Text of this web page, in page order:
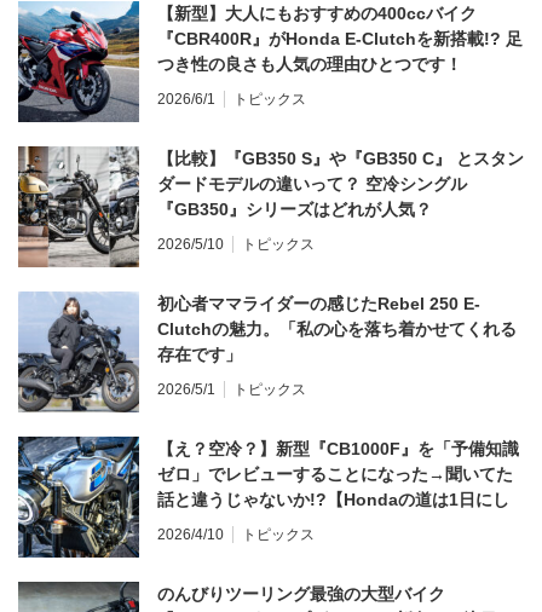
【新型】大人にもおすすめの400ccバイク
『CBR400R』がHonda E-Clutchを新搭載!? 足
つき性の良さも人気の理由ひとつです！
2026/6/1 トピックス
【比較】『GB350 S』や『GB350 C』 とスタン
ダードモデルの違いって？ 空冷シングル
『GB350』シリーズはどれが人気？
2026/5/10 トピックス
初心者ママライダーの感じたRebel 250 E-
Clutchの魅力。「私の心を落ち着かせてくれる
存在です」
2026/5/1 トピックス
【え？空冷？】新型『CB1000F』を「予備知識
ゼロ」でレビューすることになった→聞いてた
話と違うじゃないか!?【Hondaの道は1日にし
てならず／CB1000F ①第一印象 編】
2026/4/10 トピックス
のんびりツーリング最強の大型バイク